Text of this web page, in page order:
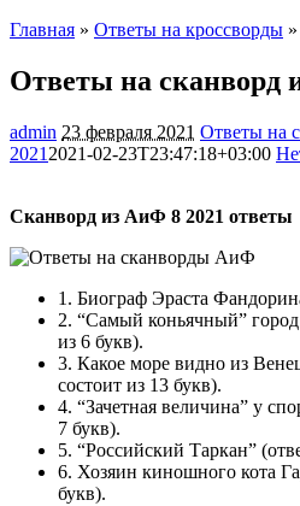
Главная » Ответы на кроссворды
Ответы на сканворд
admin 23 февраля 2021 Ответы на
2021 2021-02-23T23:47:18+03:00
Сканворд из АиФ 8 2021 ответы
1. Биограф Эраста
2. “Самый коньячный” город
из 6 букв).
3. Какое море видно из
состоит из 13 букв).
4. “Зачетная величина” у
7 букв).
5. “Российский Таркан”
6. Хозяин киношного кота
букв).